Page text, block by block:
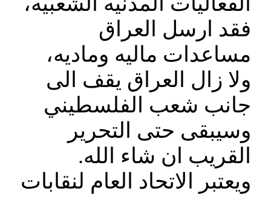
فقد ارسل العراق
مساعدات ماليه وماديه،
ولا زال العراق يقف الى
جانب شعب الفلسطيني
وسيبقى حتى التحرير
القريب ان شاء الله.
ويعتبر الاتحاد العام لنقابات